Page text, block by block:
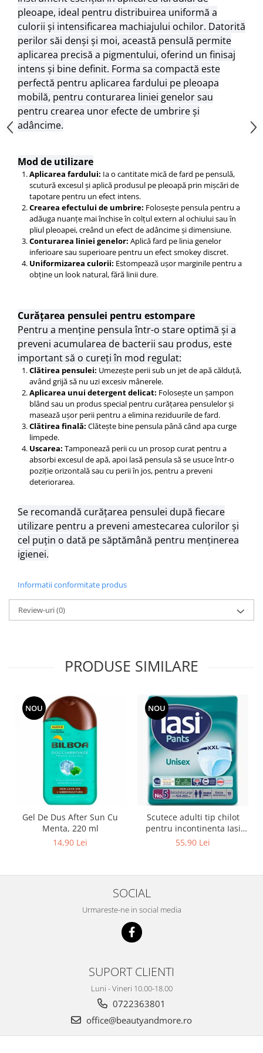
Adeziv dentar si ingrijire proteza
Igiena intima
Tampoane si absorbante
Geluri si deodorante igiena intima
Produse manichiura & pedichiura
Oja si lac de unghii
Accesorii manichiura & pedichiura
Scutece adulti
pleoape, ideal pentru distribuirea uniformă a
culorii și intensificarea machiajului ochilor. Datorită
perilor săi denși și moi, această pensulă permite
aplicarea precisă a pigmentului, oferind un finisaj
intens și bine definit. Forma sa compactă este
perfectă pentru aplicarea fardului pe pleoapa
mobilă, pentru conturarea liniei genelor sau
pentru crearea unor efecte de umbrire și
adâncime.
Mod de utilizare
Aplicarea fardului: Ia o cantitate mică de fard pe pensulă,
scutură excesul și aplică produsul pe pleoapă prin mișcări de
tapotare pentru un efect intens.
Crearea efectului de umbrire: Folosește pensula pentru a
adăuga nuanțe mai închise în colțul extern al ochiului sau în
pliul pleoapei, creând un efect de adâncime și dimensiune.
Conturarea liniei genelor: Aplică fard pe linia genelor
inferioare sau superioare pentru un efect smokey discret.
Uniformizarea culorii: Estompează ușor marginile pentru a
obține un look natural, fără linii dure.
Curățarea pensulei pentru estompare
Pentru a menține pensula într-o stare optimă și a
preveni acumularea de bacterii sau produs, este
important să o cureți în mod regulat:
Clătirea pensulei: Umezește perii sub un jet de apă călduță,
având grijă să nu uzi excesiv mânerele.
Aplicarea unui detergent delicat: Folosește un șampon
blând sau un produs special pentru curățarea pensulelor și
masează ușor perii pentru a elimina reziduurile de fard.
Clătirea finală: Clătește bine pensula până când apa curge
limpede.
Uscarea: Tamponează perii cu un prosop curat pentru a
absorbi excesul de apă, apoi lasă pensula să se usuce într-o
poziție orizontală sau cu perii în jos, pentru a preveni
deteriorarea.
Se recomandă curățarea pensulei după fiecare
utilizare pentru a preveni amestecarea culorilor și
cel puțin o dată pe săptămână pentru menținerea
igienei.
Informatii conformitate produs
Review-uri(0)
PRODUSE SIMILARE
NOU
Gel De Dus After Sun Cu
Menta, 220 ml
14,90 Lei
NOU
Scutece adulti tip chilot
pentru incontinenta Iasi
Pants Unisex, Marime XXL,
55,90 Lei
SOCIAL
Urmareste-ne in social media
SUPORT CLIENTI
Luni - Vineri 10.00-18.00
0722363801
office@beautyandmore.ro